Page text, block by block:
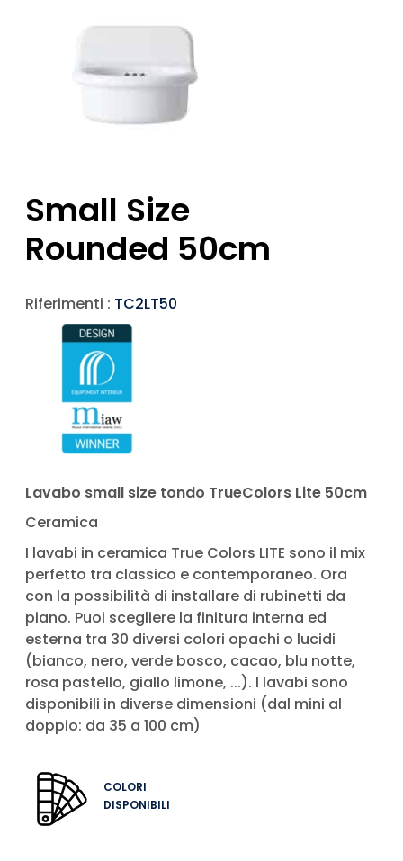
Small Size
Rounded 50cm
Riferimenti : TC2LT50
Lavabo small size tondo TrueColors Lite 50cm
Ceramica
I lavabi in ceramica True Colors LITE sono il mix
perfetto tra classico e contemporaneo. Ora
con la possibilità di installare di rubinetti da
piano. Puoi scegliere la finitura interna ed
esterna tra 30 diversi colori opachi o lucidi
(bianco, nero, verde bosco, cacao, blu notte,
rosa pastello, giallo limone, ...). I lavabi sono
disponibili in diverse dimensioni (dal mini al
doppio: da 35 a 100 cm)
COLORI
DISPONIBILI